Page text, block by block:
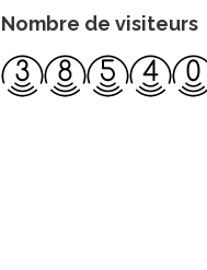
Nombre de visiteurs